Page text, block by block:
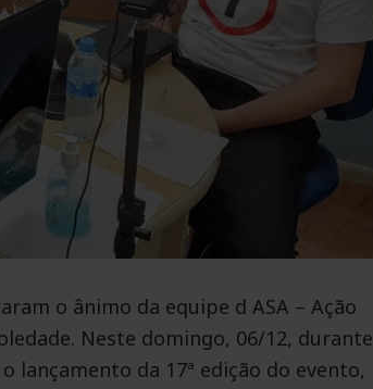
o ânimo da equipe d ASA – Ação
Neste domingo, 06/12, durante
lançamento da 17ª edição do evento,